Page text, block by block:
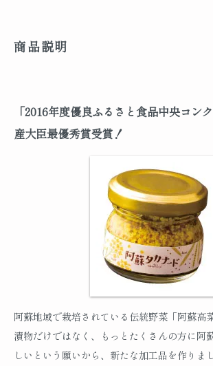
商品説明
「2016年度優良ふるさと食品中央コン
産大臣最優秀賞受賞！
阿蘇地域で栽培されている伝統野菜「阿蘇高菜
漬物だけではなく、もっとたくさんの方に阿
しいという願いから、新たな加工品を作りまし